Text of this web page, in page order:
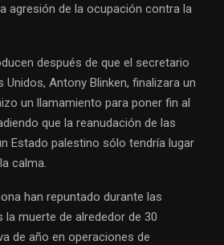
agresión de la ocupación contra la
después de que el secretario
Unidos, Antony Blinken, finalizara un
un llamamiento para poner fin al
que la reanudación de las
Estado palestino sólo tendría lugar
calma.
han repuntado durante las
muerte de alrededor de 30
de año en operaciones de